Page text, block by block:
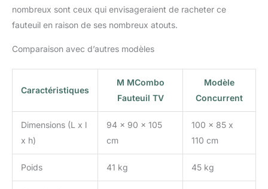
nombreux sont ceux qui envisageraient de racheter ce
fauteuil en raison de ses nombreux atouts.
Comparaison avec d’autres modèles
Caractéristiques
M MCombo
Fauteuil TV
Modèle
Concurrent
Dimensions (L x l
x h)
94 x 90 x 105
cm
100 x 85 x
110 cm
Poids 41 kg 45 kg